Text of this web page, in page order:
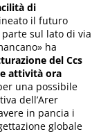
di
il futuro
sul lato di via
ha
del Ccs
attività ora
una possibile
dell’Arer
in pancia i
globale